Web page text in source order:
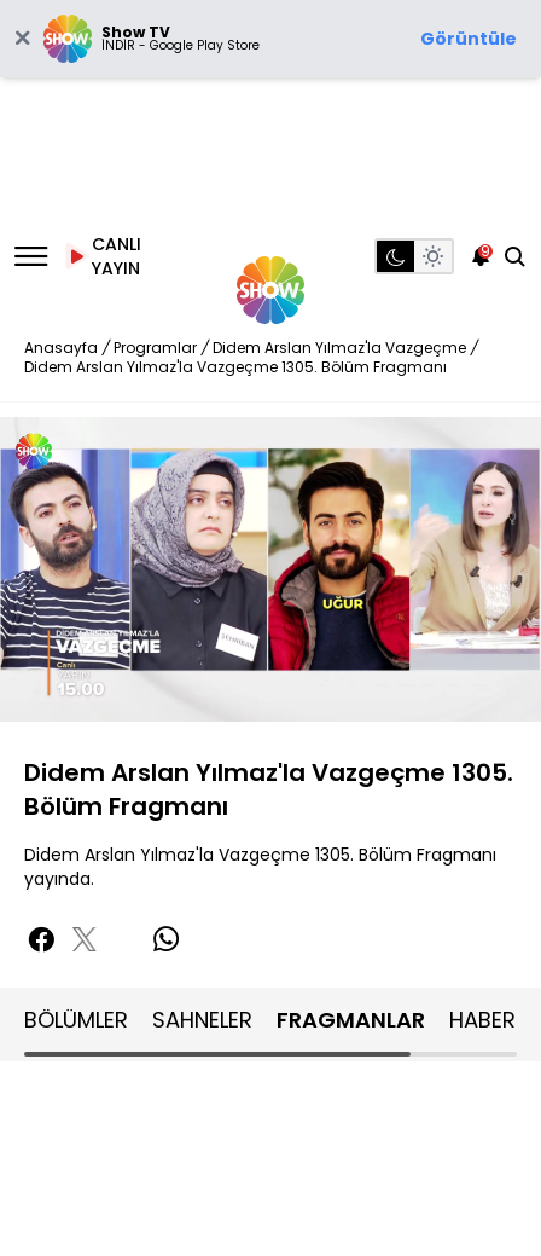
Show TV
İNDİR - Google Play Store Görüntüle
CANLI
YAYIN
9
Anasayfa / Programlar / Didem Arslan Yılmaz'la Vazgeçme /
Didem Arslan Yılmaz'la Vazgeçme 1305. Bölüm Fragmanı
Sesi
Yüklendi:
77.58%
Didem Arslan Yılmaz'la Vazgeçme 1305.
Bölüm Fragmanı
Didem Arslan Yılmaz'la Vazgeçme 1305. Bölüm Fragmanı
yayında.
BÖLÜMLER SAHNELER FRAGMANLAR